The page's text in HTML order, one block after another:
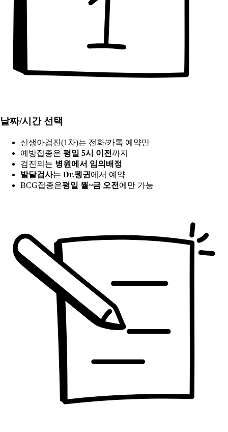
날짜/시간 선택
신생아검진(1차)는 전화/카톡 예약만
예방접종은 평일 5시 이전 까지
검진의는 병원에서 임의배정
발달검사는 Dr.펭귄 에서 예약
BCG접종은평일 월~금 오전 에만 가능